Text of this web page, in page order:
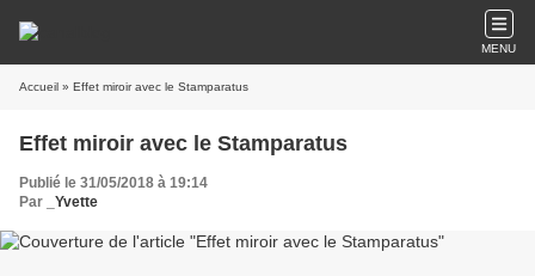
MENU
Accueil » Effet miroir avec le Stamparatus
Effet miroir avec le Stamparatus
Publié le 31/05/2018 à 19:14
Par
_Yvette